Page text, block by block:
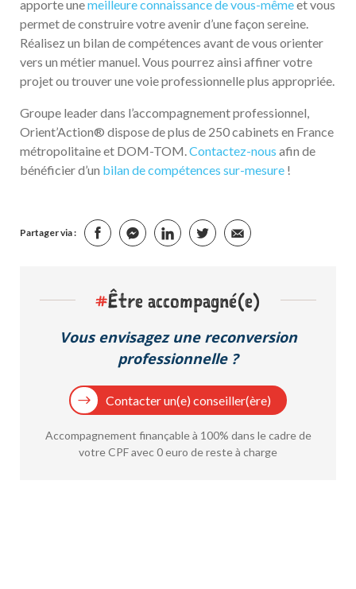
apporte unemeilleure connaissance de vous-mêmeet vous
permet de construire votre avenir d’une façon sereine.
Réalisez un bilan de compétences avant de vous orienter
vers un métier manuel. Vous pourrez ainsi affiner votre
projet ou trouver une voie professionnelle plus appropriée.
Groupe leader dans l’accompagnement professionnel,
Orient’Action® dispose de plus de 250 cabinets en France
métropolitaine et DOM-TOM. Contactez-nous afin de
bénéficier d’un bilan de compétences sur-mesure !
Partager via :
#Être accompagné(e)
Vous envisagez une reconversion
professionnelle ?
Contacter un(e) conseiller(ère)
Accompagnement finançable à 100% dans le cadre de
votre CPF avec 0 euro de reste à charge